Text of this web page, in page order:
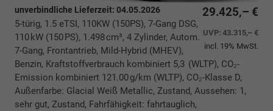
29.425,– €
UVP:43.315,– €
incl. 19% MwSt.
unverbindliche Lieferzeit: 04.05.2026
5-türig, 1.5 eTSI, 110KW (150PS), 7-Gang DSG,
110 kW (150 PS), 1.498 cm³, 4 Zylinder, Autom.
7-Gang, Frontantrieb, Mild-Hybrid (MHEV),
Benzin, Kraftstoffverbrauch kombiniert 5,3 (WLTP), CO₂-
Emission kombiniert 121.00 g/km (WLTP), CO₂-Klasse D,
Außenfarbe: Glacial Weiß Metallic, Zustand, Aussehen: 1,
sehr gut, Zustand, Fahrfähigkeit: fahrtauglich,